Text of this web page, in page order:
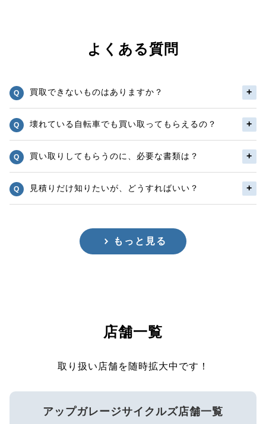
よくある質問
買取できないものはありますか？
壊れている自転車でも買い取ってもらえるの？
買い取りしてもらうのに、必要な書類は？
見積りだけ知りたいが、どうすればいい？
もっと見る
店舗一覧
取り扱い店舗を随時拡大中です！
アップガレージサイクルズ店舗一覧